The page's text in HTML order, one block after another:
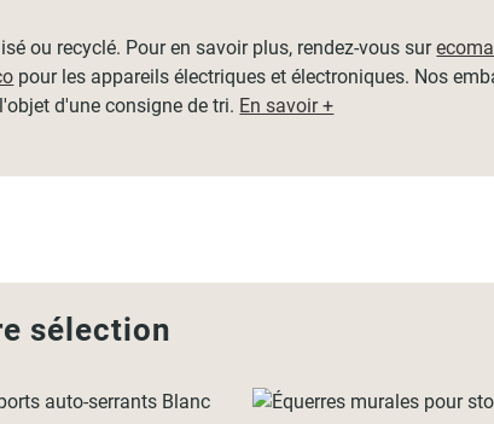
ou recyclé. Pour en savoir plus, rendez-vous sur
pour les appareils électriques et électroniques. Nos
d'une consigne de tri. En savoir +
sélection